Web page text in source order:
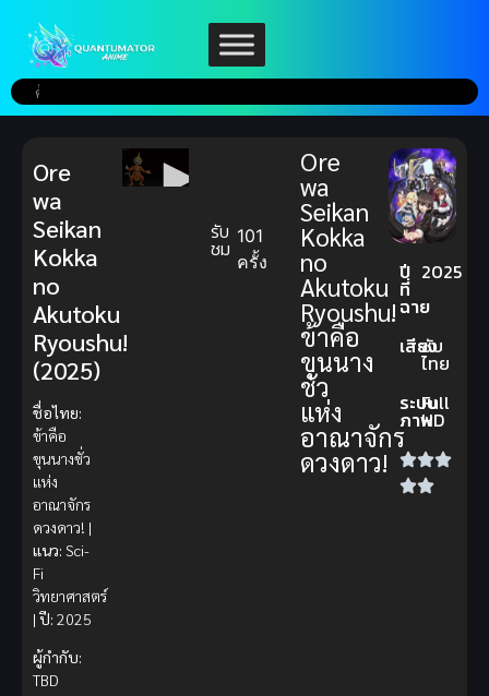
รับ
ชม 101
ครั้ง
Ore
wa
Seikan
Kokka
no
Akutoku
Ryoushu!
ข้าคือ
ขุนนาง
ชั่ว
แห่ง
อาณาจักร
ดวงดาว!
ปี
ที่
ฉาย
2025
เสียง
ซับ
ไทย
ระบบ
ภาพ
Full
HD
Ore
wa
Seikan
Kokka
no
Akutoku
Ryoushu!
(2025)
ชื่อไทย:
ข้าคือ
ขุนนางชั่ว
แห่ง
อาณาจักร
ดวงดาว! |
แนว: Sci-
Fi
วิทยาศาสตร์
| ปี: 2025
ผู้กำกับ:
TBD